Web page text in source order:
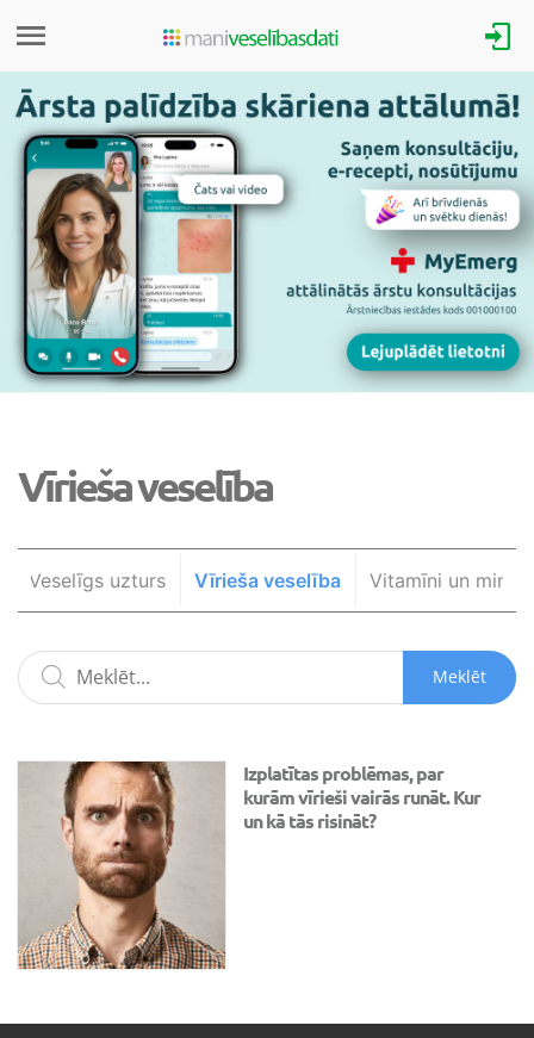
Vīrieša veselība
Veselīgs uzturs Vīrieša veselība Vitamīni un
Meklēt
Izplatītas problēmas, par
kurām vīrieši vairās runāt. Kur
un kā tās risināt?